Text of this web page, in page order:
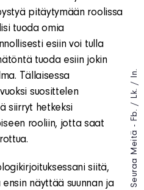
Seuraa Meitä -
Fb.
/
Lk.
/
In.
pitäytymään roolissa
tuoda omia
esiin voi tulla
tuoda esiin jokin
Tällaisessa
suosittelen
siirryt hetkeksi
rooliin, jotta saat
siitä,
näyttää suunnan ja